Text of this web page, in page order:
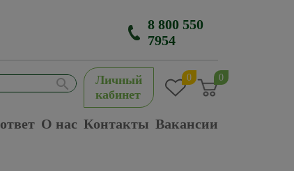
8 800 550
7954
Личный
кабинет
0 0
О нас Контакты Вакансии